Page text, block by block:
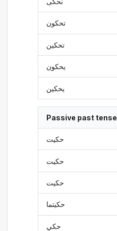
تحكون
تحكين
يحكون
يحكين
Passive past tense
حكيت
حكيت
حكيت
حكيتما
حكي